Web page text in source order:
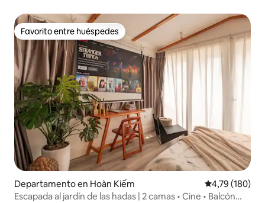
Favorito entre huéspedes
Favorito entre huéspedes
Departamento en Hoàn Kiếm Calificación
4,79 (180)
Escapada al jardín de las hadas | 2 camas • Cine • Balcón